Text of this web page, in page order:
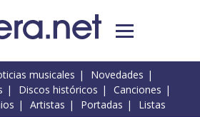
musicales
Novedades
Discos históricos
Canciones
Artistas Portadas Listas